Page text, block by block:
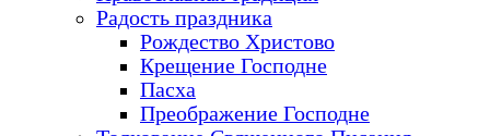
Радость праздника
Рождество Христово
Крещение Господне
Пасха
Преображение Господне